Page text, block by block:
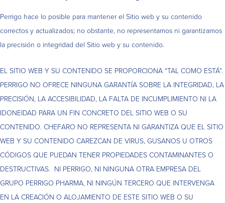
Perrigo hace lo posible para mantener el Sitio web y su contenido
correctos y actualizados; no obstante, no representamos ni garantizamos
la precisión o integridad del Sitio web y su contenido.
EL SITIO WEB Y SU CONTENIDO SE PROPORCIONA “TAL COMO ESTÁ”.
PERRIGO NO OFRECE NINGUNA GARANTÍA SOBRE LA INTEGRIDAD, LA
PRECISIÓN, LA ACCESIBILIDAD, LA FALTA DE INCUMPLIMIENTO NI LA
IDONEIDAD PARA UN FIN CONCRETO DEL SITIO WEB O SU
CONTENIDO. CHEFARO NO REPRESENTA NI GARANTIZA QUE EL SITIO
WEB Y SU CONTENIDO CAREZCAN DE VIRUS, GUSANOS U OTROS
CÓDIGOS QUE PUEDAN TENER PROPIEDADES CONTAMINANTES O
DESTRUCTIVAS. NI PERRIGO, NI NINGUNA OTRA EMPRESA DEL
GRUPO PERRIGO PHARMA, NI NINGÚN TERCERO QUE INTERVENGA
EN LA CREACIÓN O ALOJAMIENTO DE ESTE SITIO WEB O SU